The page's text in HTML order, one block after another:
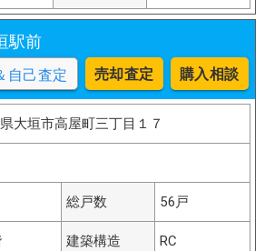
駅前
自己査定 売却査定 購入相談
大垣市高屋町三丁目１７
総戸数 56戸
建築構造 RC